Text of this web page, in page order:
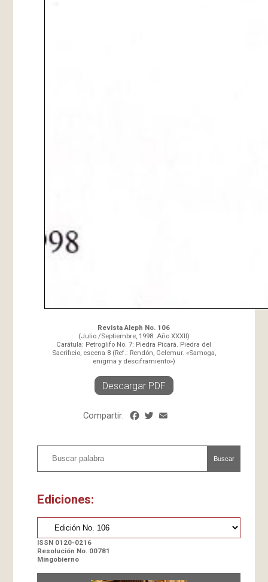
Revista Aleph No. 106
(Julio /Septiembre, 1998. Año XXXII)
Carátula: Petroglifo No. 7: Piedra Picará. Piedra del
Sacrificio, escena 8 (Ref.: Rendón, Gelemur. «Samoga,
enigma y desciframiento»)
Descargar PDF
Compartir: Facebook
Twitter
Buscar
Ediciones:
ISSN 0120-0216
Resolución No. 00781
Mingobierno